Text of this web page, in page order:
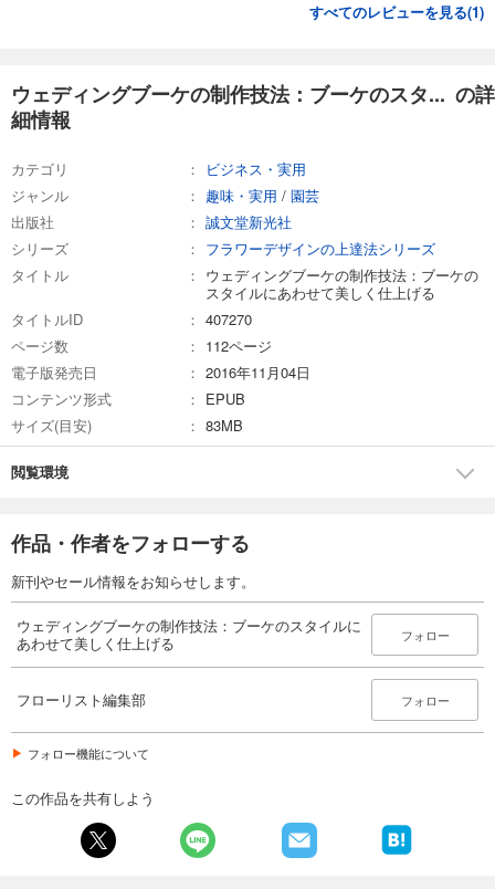
すべてのレビューを見る(1)
ウェディングブーケの制作技法：ブーケのスタ... の詳
細情報
カテゴリ
ビジネス・実用
ジャンル
趣味・実用 / 園芸
出版社
誠文堂新光社
シリーズ
フラワーデザインの上達法シリーズ
タイトル
ウェディングブーケの制作技法：ブーケの
スタイルにあわせて美しく仕上げる
タイトルID
407270
ページ数
112ページ
電子版発売日
2016年11月04日
コンテンツ形式
EPUB
サイズ(目安)
83MB
閲覧環境
作品・作者をフォローする
新刊やセール情報をお知らせします。
ウェディングブーケの制作技法：ブーケのスタイルに
あわせて美しく仕上げる
フォロー
フローリスト編集部 フォロー
フォロー機能について
この作品を共有しよう